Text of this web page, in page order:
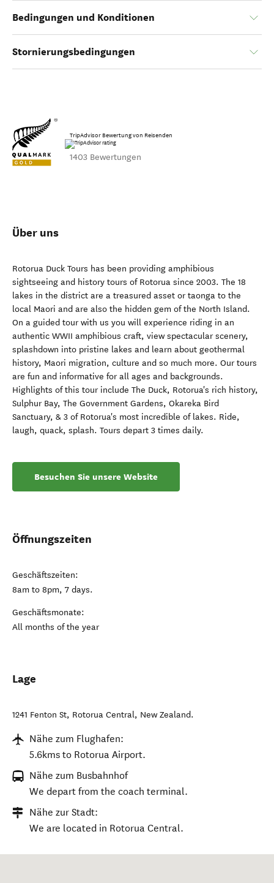
Bedingungen und Konditionen
Stornierungsbedingungen
TripAdvisor Bewertung von Reisenden
1403 Bewertungen
Über uns
Rotorua Duck Tours has been providing amphibious
sightseeing and history tours of Rotorua since 2003. The 18
lakes in the district are a treasured asset or taonga to the
local Maori and are also the hidden gem of the North Island.
On a guided tour with us you will experience riding in an
authentic WWII amphibious craft, view spectacular scenery,
splashdown into pristine lakes and learn about geothermal
history, Maori migration, culture and so much more. Our tours
are fun and informative for all ages and backgrounds.
Highlights of this tour include The Duck, Rotorua's rich history,
Sulphur Bay, The Government Gardens, Okareka Bird
Sanctuary, & 3 of Rotorua's most incredible of lakes. Ride,
laugh, quack, splash. Tours depart 3 times daily.
Besuchen Sie unsere Website
Öffnungszeiten
Geschäftszeiten:
8am to 8pm, 7 days.
Geschäftsmonate:
All months of the year
Lage
1241 Fenton St, Rotorua Central, New Zealand.
Nähe zum Flughafen:
5.6kms to Rotorua Airport.
Nähe zum Busbahnhof
We depart from the coach terminal.
Nähe zur Stadt:
We are located in Rotorua Central.